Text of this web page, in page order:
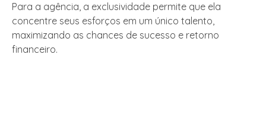
Para a agência, a exclusividade permite que ela
concentre seus esforços em um único talento,
maximizando as chances de sucesso e retorno
financeiro.